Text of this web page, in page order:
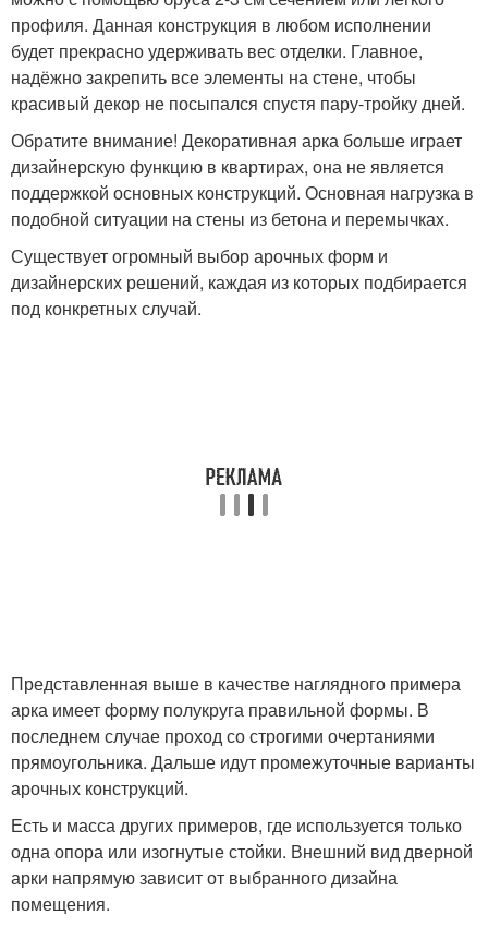
профиля. Данная конструкция в любом исполнении
будет прекрасно удерживать вес отделки. Главное,
надёжно закрепить все элементы на стене, чтобы
красивый декор не посыпался спустя пару-тройку дней.
Обратите внимание! Декоративная арка больше играет
дизайнерскую функцию в квартирах, она не является
поддержкой основных конструкций. Основная нагрузка в
подобной ситуации на стены из бетона и перемычках.
Существует огромный выбор арочных форм и
дизайнерских решений, каждая из которых подбирается
под конкретных случай.
Представленная выше в качестве наглядного примера
арка имеет форму полукруга правильной формы. В
последнем случае проход со строгими очертаниями
прямоугольника. Дальше идут промежуточные варианты
арочных конструкций.
Есть и масса других примеров, где используется только
одна опора или изогнутые стойки. Внешний вид дверной
арки напрямую зависит от выбранного дизайна
помещения.